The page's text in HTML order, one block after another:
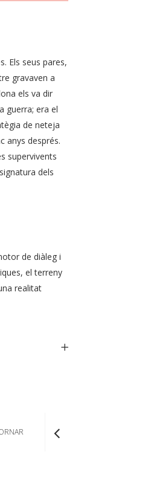
Els seus pares,
gravaven a
els va dir
guerra; era el
de neteja
anys després.
supervivents
dels
de diàleg i
el terreny
realitat